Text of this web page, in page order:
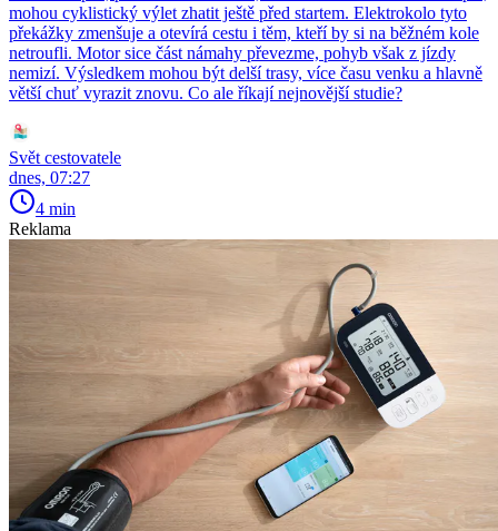
mohou cyklistický výlet zhatit ještě před startem. Elektrokolo tyto
překážky zmenšuje a otevírá cestu i těm, kteří by si na běžném kole
netroufli. Motor sice část námahy převezme, pohyb však z jízdy
nemizí. Výsledkem mohou být delší trasy, více času venku a hlavně
větší chuť vyrazit znovu. Co ale říkají nejnovější studie?
Svět cestovatele
dnes, 07:27
4 min
Reklama